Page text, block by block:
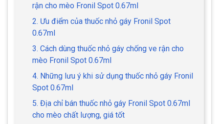
rận cho mèo Fronil Spot 0.67ml
2. Ưu điểm của thuốc nhỏ gáy Fronil Spot
0.67ml
3. Cách dùng thuốc nhỏ gáy chống ve rận cho
mèo Fronil Spot 0.67ml
4. Những lưu ý khi sử dụng thuốc nhỏ gáy Fronil
Spot 0.67ml
5. Địa chỉ bán thuốc nhỏ gáy Fronil Spot 0.67ml
cho mèo chất lượng, giá tốt